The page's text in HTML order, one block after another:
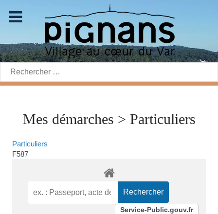
Rechercher:
Mes démarches > Particuliers
Particuliers
F587
Service-Public.gouv.fr